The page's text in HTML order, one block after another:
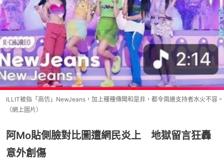
ILLIT被指「高仿」NewJeans，加上種種傳聞和是非，都令兩邊支持者水火不容。
（網上圖片）
阿Mo貼側臉對比圖遭網民炎上 地獄留言狂轟
意外創傷